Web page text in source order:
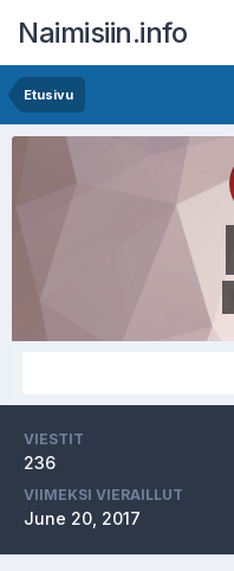
Naimisiin.info
Etusivu
VIESTIT
236
VIIMEKSI VIERAILLUT
June 20, 2017